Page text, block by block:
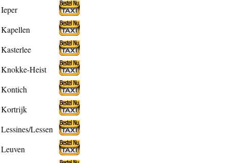
Ieper
Kapellen
Kasterlee
Knokke-Heist
Kontich
Kortrijk
Lessines/Lessen
Leuven